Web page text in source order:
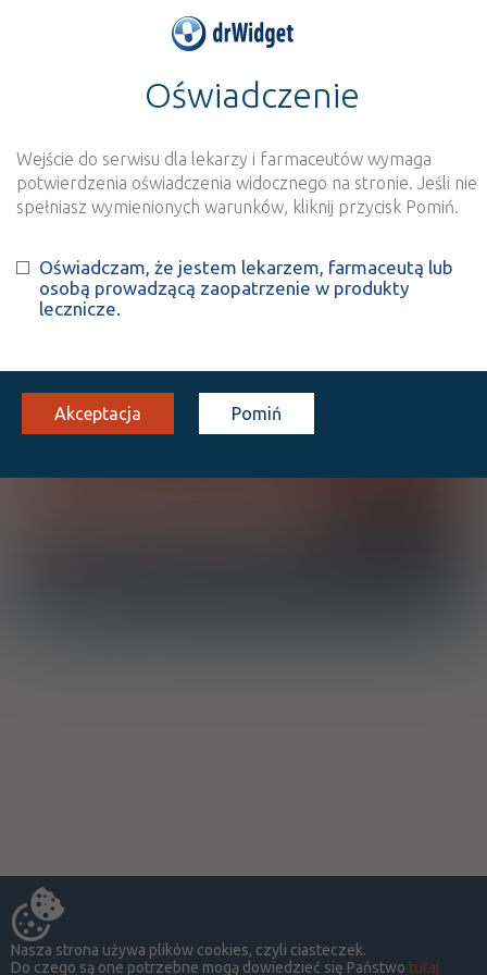
Wynik szukania dla frazy ''
Wyszukaj produkt
Szukaj
Znaleziono wyników: 0
Strona1 z 0
Wyślij do nas nazwę produktu, którego nie
znalazłeś, a dodamy go do naszej bazy
NAZWA PRODUKTU
Nasza strona używa plików cookies, czyli ciasteczek.
Do czego są one potrzebne mogą dowiedzieć się Państwo tutaj
Oświadczenie
Wejście do serwisu dla lekarzy i farmaceutów wymaga
potwierdzenia oświadczenia widocznego na stronie. Jeśli nie
spełniasz wymienionych warunków, kliknij przycisk Pomiń.
Oświadczam, że jestem lekarzem, farmaceutą lub
osobą prowadzącą zaopatrzenie w produkty
lecznicze.
Akceptacja Pomiń